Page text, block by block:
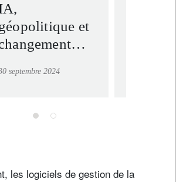
et
la
globale avec
mouvement
septembre 2024
les logiciels de gestion de la